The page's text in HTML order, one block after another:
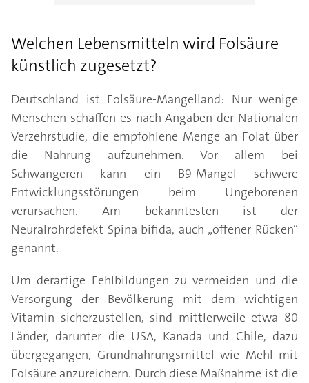
Welchen Lebensmitteln wird Folsäure
künstlich zugesetzt?
Deutschland ist Folsäure-Mangelland: Nur wenige
Menschen schaffen es nach Angaben der Nationalen
Verzehrstudie, die empfohlene Menge an Folat über
die Nahrung aufzunehmen. Vor allem bei
Schwangeren kann ein B9-Mangel schwere
Entwicklungsstörungen beim Ungeborenen
verursachen. Am bekanntesten ist der
Neuralrohrdefekt Spina bifida, auch „offener Rücken“
genannt.
Um derartige Fehlbildungen zu vermeiden und die
Versorgung der Bevölkerung mit dem wichtigen
Vitamin sicherzustellen, sind mittlerweile etwa 80
Länder, darunter die USA, Kanada und Chile, dazu
übergegangen, Grundnahrungsmittel wie Mehl mit
Folsäure anzureichern. Durch diese Maßnahme ist die